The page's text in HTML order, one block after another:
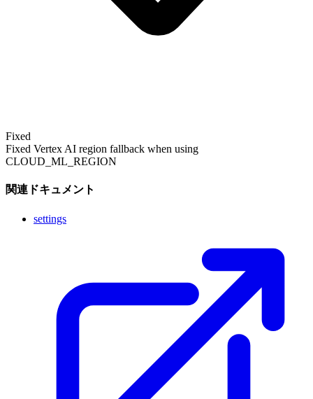
Fixed
Fixed Vertex AI region fallback when using
CLOUD_ML_REGION
関連ドキュメント
settings